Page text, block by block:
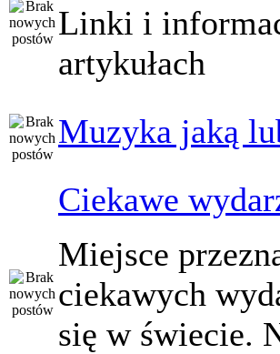
Linki i
artykułach
Muzyka jaką
Ciekawe
Miejsce
ciekawych
się w świecie.